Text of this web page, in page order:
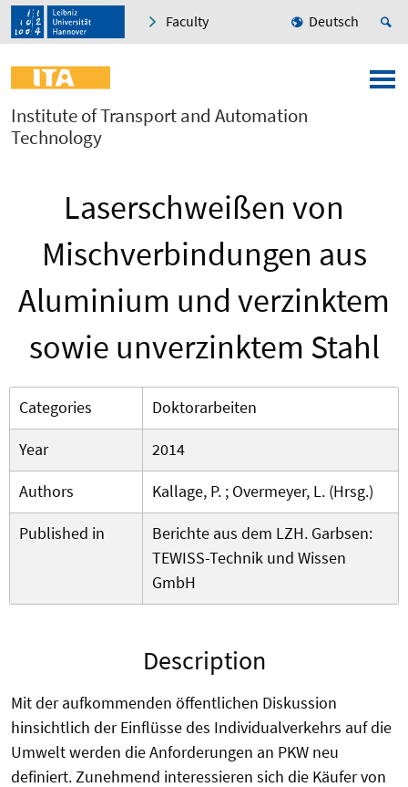
Faculty Deutsch
Institute of Transport and Automation
Technology
Laserschweißen von
Mischverbindungen aus
Aluminium und verzinktem
sowie unverzinktem Stahl
Categories
Doktorarbeiten
Year
2014
Authors
Kallage, P. ; Overmeyer, L. (Hrsg.)
Published in
Berichte aus dem LZH. Garbsen:
TEWISS-Technik und Wissen
GmbH
Description
Mit der aufkommenden öffentlichen Diskussion
hinsichtlich der Einflüsse des Individualverkehrs auf die
Umwelt werden die Anforderungen an PKW neu
definiert. Zunehmend interessieren sich die Käufer von